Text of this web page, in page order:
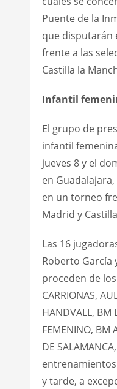
Puente de la
que disputarán
frente a las
Castilla la
Infantil
El grupo de
infantil
jueves 8 y el
en
en un torneo
Madrid y
Las 16
Roberto García
proceden de los
CARRIONAS,
HANDVALL, BM
FEMENINO, BM
DE
y tarde, a